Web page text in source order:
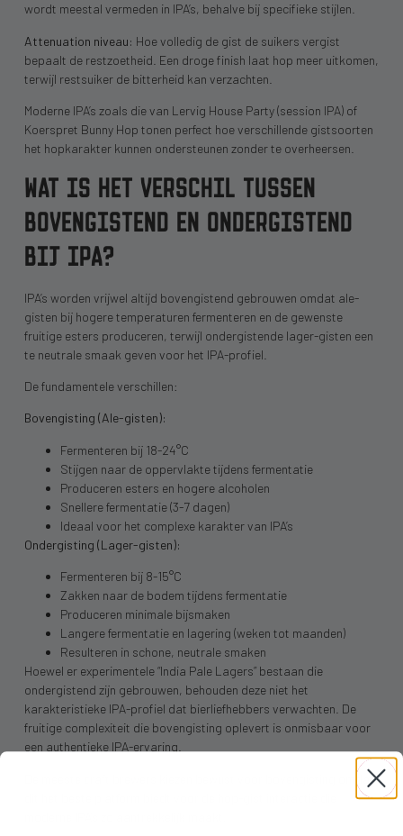
wordt meestal vermeden in IPA’s, behalve bij specifieke stijlen.
Attenuation niveau: Hoe volledig de gist de suikers vergist
bepaalt de restzoetheid. Een droge finish laat hop meer uitkomen,
terwijl restsuiker de bitterheid kan verzachten.
Moderne IPA’s zoals die van Lervig House Party (session IPA) of
Koerspret Bunny Hop tonen perfect hoe verschillende gistsoorten
het hopkarakter kunnen ondersteunen zonder te overheersen.
WAT IS HET VERSCHIL TUSSEN
BOVENGISTEND EN ONDERGISTEND
BIJ IPA?
IPA’s worden vrijwel altijd bovengistend gebrouwen omdat ale-
gisten bij hogere temperaturen fermenteren en de gewenste
fruitige esters produceren, terwijl ondergistende lager-gisten een
te neutrale smaak geven voor het IPA-profiel.
De fundamentele verschillen:
Bovengisting (Ale-gisten):
Fermenteren bij 18-24°C
Stijgen naar de oppervlakte tijdens fermentatie
Produceren esters en hogere alcoholen
Snellere fermentatie (3-7 dagen)
Ideaal voor het complexe karakter van IPA’s
Ondergisting (Lager-gisten):
Fermenteren bij 8-15°C
Zakken naar de bodem tijdens fermentatie
Produceren minimale bijsmaken
Langere fermentatie en lagering (weken tot maanden)
Resulteren in schone, neutrale smaken
Hoewel er experimentele “India Pale Lagers” bestaan die
ondergistend zijn gebrouwen, behouden deze niet het
karakteristieke IPA-profiel dat bierliefhebbers verwachten. De
fruitige complexiteit die bovengisting oplevert is onmisbaar voor
een authentieke IPA-ervaring.
De meeste craft brewers kiezen bewust voor bovengisting omdat